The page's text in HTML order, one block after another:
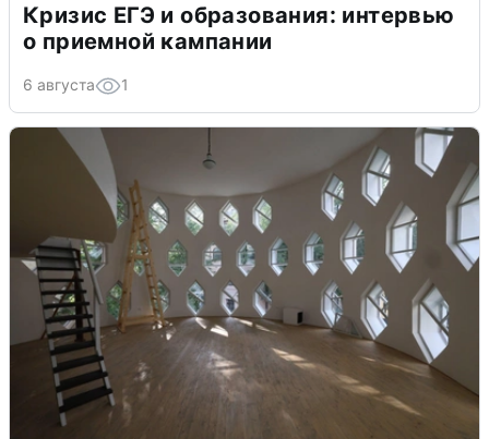
Кризис ЕГЭ и образования: интервью
о приемной кампании
6 августа 1